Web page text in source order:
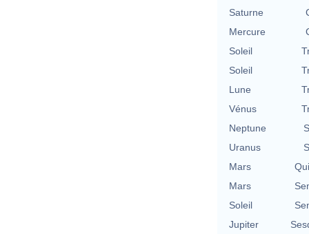
Saturne
Mercure
Soleil
Soleil
Lune
Vénus
Neptune
Uranus
Mars
Mars
Soleil
Jupiter